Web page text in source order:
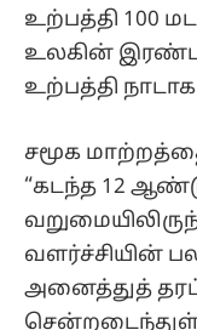
உற்பத்தி 100
உலகின்
உற்பத்தி
சமூக
“கடந்த 12
வளர்ச்சியின்
அனைத்துத்